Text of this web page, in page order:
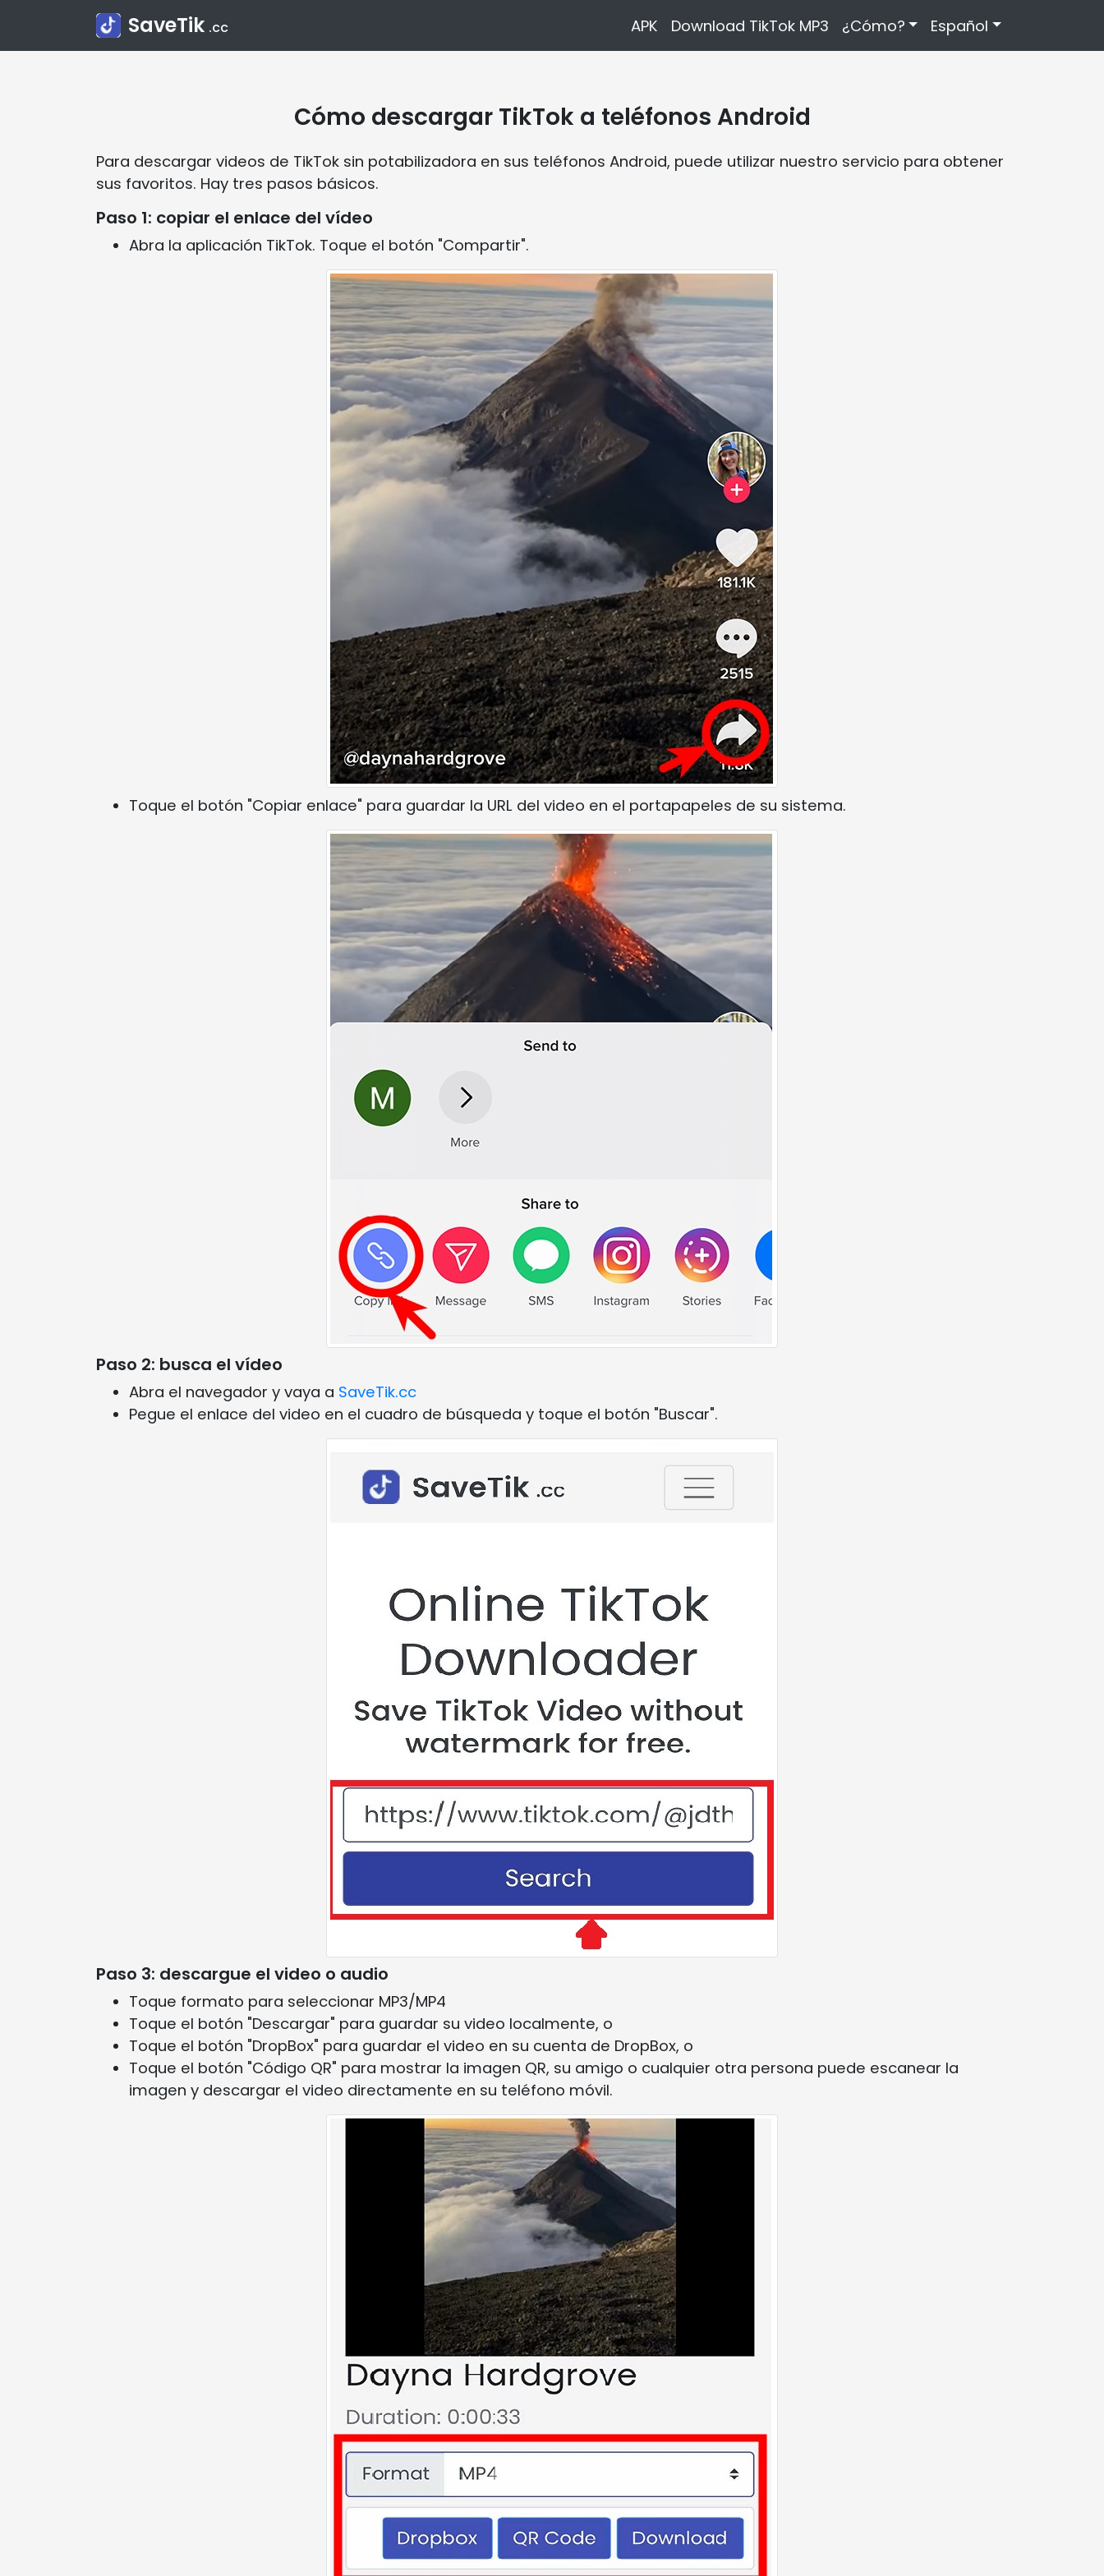
SaveTik .cc APK Download TikTok MP3 ¿Cómo? Español
Cómo descargar TikTok a teléfonos Android
Para descargar videos de TikTok sin potabilizadora en sus teléfonos Android, puede utilizar nuestro servicio para obtener
sus favoritos. Hay tres pasos básicos.
Paso 1: copiar el enlace del vídeo
Abra la aplicación TikTok. Toque el botón "Compartir".
Toque el botón "Copiar enlace" para guardar la URL del video en el portapapeles de su sistema.
Paso 2: busca el vídeo
Abra el navegador y vaya a SaveTik.cc
Pegue el enlace del video en el cuadro de búsqueda y toque el botón "Buscar".
Paso 3: descargue el video o audio
Toque formato para seleccionar MP3/MP4
Toque el botón "Descargar" para guardar su video localmente, o
Toque el botón "DropBox" para guardar el video en su cuenta de DropBox, o
Toque el botón "Código QR" para mostrar la imagen QR, su amigo o cualquier otra persona puede escanear la
imagen y descargar el video directamente en su teléfono móvil.